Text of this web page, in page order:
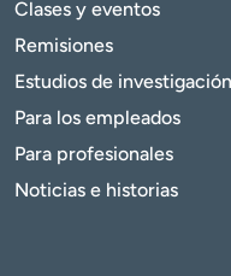
Clases y eventos
Remisiones
Estudios de investigación
Para los empleados
Para profesionales
Noticias e historias